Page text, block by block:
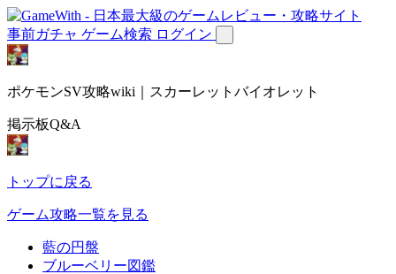
事前ガチャ ゲーム検索 ログイン
ポケモンSV攻略wiki｜スカーレットバイオレット
掲示板Q&A
トップに戻る
ゲーム攻略一覧を見る
藍の円盤
ブルーベリー図鑑